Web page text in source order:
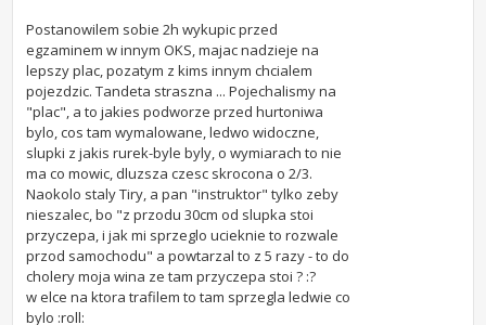
Postanowilem sobie 2h wykupic przed
egzaminem w innym OKS, majac nadzieje na
lepszy plac, pozatym z kims innym chcialem
pojezdzic. Tandeta straszna ... Pojechalismy na
"plac", a to jakies podworze przed hurtoniwa
bylo, cos tam wymalowane, ledwo widoczne,
slupki z jakis rurek-byle byly, o wymiarach to nie
ma co mowic, dluzsza czesc skrocona o 2/3.
Naokolo staly Tiry, a pan "instruktor" tylko zeby
nieszalec, bo "z przodu 30cm od slupka stoi
przyczepa, i jak mi sprzeglo ucieknie to rozwale
przod samochodu" a powtarzal to z 5 razy - to do
cholery moja wina ze tam przyczepa stoi ? :?
w elce na ktora trafilem to tam sprzegla ledwie co
bylo :roll: